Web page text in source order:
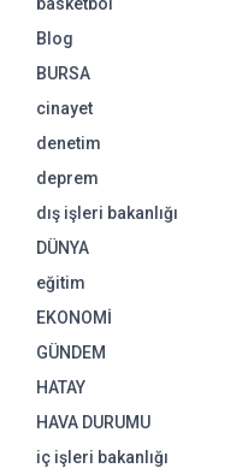
basketbol
Blog
BURSA
cinayet
denetim
deprem
dış işleri bakanlığı
DÜNYA
eğitim
EKONOMİ
GÜNDEM
HATAY
HAVA DURUMU
iç işleri bakanlığı